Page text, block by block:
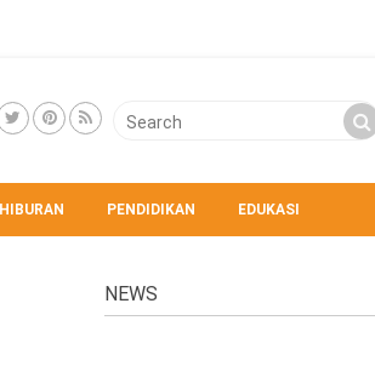
HIBURAN PENDIDIKAN EDUKASI
NEWS